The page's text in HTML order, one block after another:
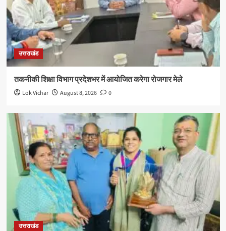
उत्तराखंड
तकनीकी शिक्षा विभाग प्रदेशभर में आयोजित करेगा रोजगार मेले
Lok Vichar August 8, 2026 0
उत्तराखंड